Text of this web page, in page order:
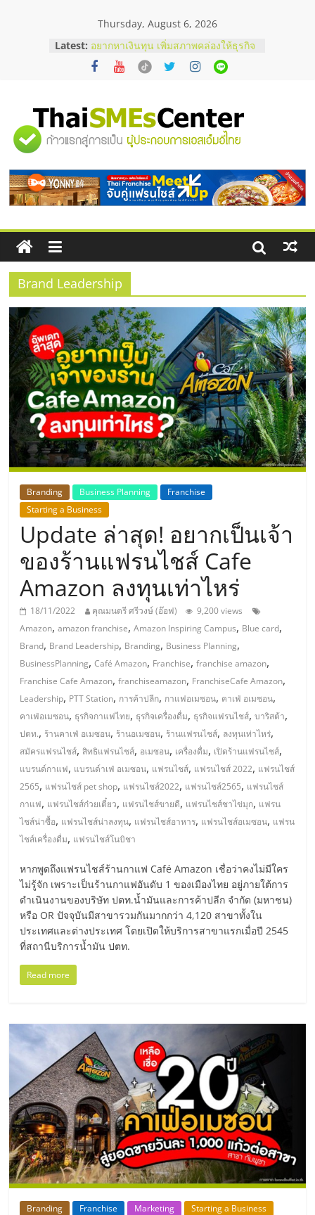
Thursday, August 6, 2026
Latest: อยากหาเงินทุน เพิ่มสภาพคล่องให้ธุรกิจ
เริ่มยังไงให้ผ่านฉลุย
สัมมนาออนไลน์ โอกาสบริหารสถานี
ThaiFranchise Meet Up จับคู่แฟรน
ไชส์ ครั้งที่ 8
ร้านเครื่องเสียงคุณภาพสูง พร้อม
บริษัท Cybersecurity ในไทยที่ไหนดี?
วิธีเลือกผู้ให้บริการให้คุ้มค่าและตอบ
โจทย์ธุรกิจ
"ศูนย์
รวม
ข้อมูล
ธุรกิจ
SME
แห่ง
ประเทศไทย,
ThaiSMEsCenter,
รวม
ธุรกิจ
เอ
ส
เอ็
มอี
ไทย,
SMEs,
แฟ
รน
ไชส์,
ที่
ปรึกษา
แฟ
รน
ไชส์,
รวม
แฟ
รน
ไชส์
Brand Leadership
Branding Business Planning
Franchise
Starting a Business
Update ล่าสุด! อยากเป็นเจ้า
ของร้านแฟรนไชส์ Cafe
Amazon ลงทุนเท่าไหร่
18/11/2022 คุณมนตรี ศรีวงษ์ (อ๊อฟ)
9,200 views
Amazon,amazon franchise,Amazon Inspiring Campus, Blue card,
Brand, Brand Leadership, Branding, Business Planning,
BusinessPlanning,Café Amazon, Franchise,franchise amazon,
Franchise Cafe Amazon,franchiseamazon, FranchiseCafe Amazon,
Leadership, PTT Station, การค้าปลีก, กาแฟอเมซอน, คาเฟ่ อเมซอน,
คาเฟ่อเมซอน, ธุรกิจกาแฟไทย, ธุรกิจเครื่องดื่ม, ธุรกิจแฟรนไชส์,บาริสต้า,
ปตท., ร้านคาเฟ่ อเมซอน, ร้านอเมซอน, ร้านแฟรนไชส์, ลงทุนเท่าไหร่,
สมัครแฟรนไชส์,สิทธิแฟรนไชส์, อเมซอน, เครื่องดื่ม, เปิดร้านแฟรนไชส์,
แบรนด์กาแฟ, แบรนด์าเฟ่ อเมซอน, แฟรนไชส์, แฟรนไชส์ 2022, แฟรนไชส์
2565, แฟรนไชส์ pet shop, แฟรนไชส์2022, แฟรนไชส์2565, แฟรนไชส์
กาแฟ, แฟรนไชส์ก๋วยเตี๋ยว, แฟรนไชส์ขายดี, แฟรนไชส์ชาไข่มุก, แฟรน
ไชส์น่าซื้อ, แฟรนไชส์น่าลงทุน, แฟรนไชส์อาหาร, แฟรนไชส์อเมซอน, แฟรน
ไชส์เครื่องดื่ม, แฟรนไชส์โนบิชา
หากพูดถึงแฟรนไชส์ร้านกาแฟ Café Amazon เชื่อว่าคงไม่มีใคร
ไม่รู้จัก เพราะเป็นร้านกาแฟอันดับ 1 ของเมืองไทย อยู่ภายใต้การ
ดำเนินงานของบริษัท ปตท.น้ำมันและการค้าปลีก จำกัด (มหาชน)
หรือ OR ปัจจุบันมีสาขารวมกันมากกว่า 4,120 สาขาทั้งใน
ประเทศและต่างประเทศ โดยเปิดให้บริการสาขาแรกเมื่อปี 2545
ที่สถานีบริการน้ำมัน ปตท.
Read more
Branding Franchise Marketing Starting a Business